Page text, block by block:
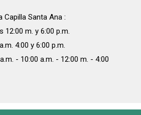
Capilla Santa Ana :
12:00 m. y 6:00 p.m.​
4:00 y 6:00 p.m.​
- 10:00 a.m. - 12:00 m. - 4:00